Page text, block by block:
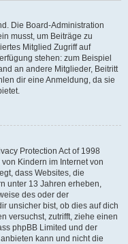
Die Board-Administration
musst, um Beiträge zu
Mitglied Zugriff auf
stehen: zum Beispiel
an andere Mitglieder, Beitritt
dir eine Anmeldung, da sie
Protection Act of 1998
Kindern im Internet von
dass Websites, die
unter 13 Jahren erheben,
des oder der
unsicher bist, ob dies auf dich
versuchst, zutrifft, ziehe einen
phpBB Limited und der
kann und nicht die